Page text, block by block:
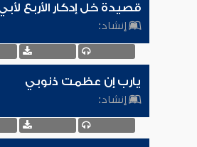
قصيدة خل إدكار الأربع
إنشاد:
يارب إن عظمت ذنوبي
إنشاد: